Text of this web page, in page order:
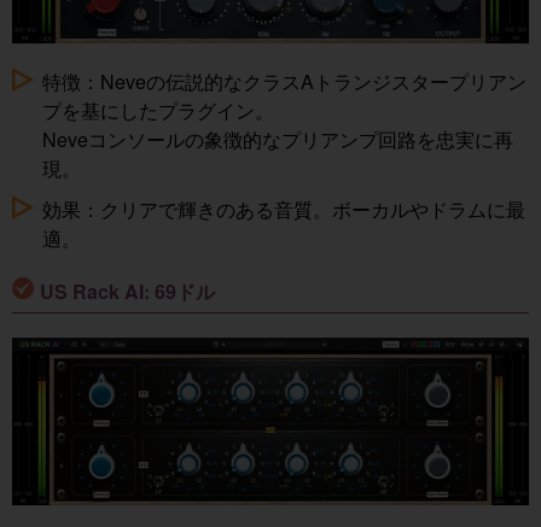
特徴：Neveの伝説的なクラスAトランジスタープリアン
プを基にしたプラグイン。
Neveコンソールの象徴的なプリアンプ回路を忠実に再
現。
効果：クリアで輝きのある音質。ボーカルやドラムに最
適。
US Rack AI: 69ドル